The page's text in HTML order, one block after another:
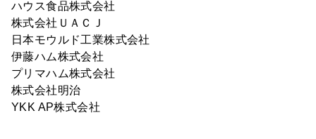
ハウス食品株式会社
株式会社ＵＡＣＪ
日本モウルド工業株式会社
伊藤ハム株式会社
プリマハム株式会社
株式会社明治
YKK AP株式会社